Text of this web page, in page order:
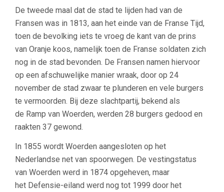
De tweede maal dat de stad te lijden had van de
Fransen was in 1813, aan het einde van de Franse Tijd,
toen de bevolking iets te vroeg de kant van de prins
van Oranje koos, namelijk toen de Franse soldaten zich
nog in de stad bevonden. De Fransen namen hiervoor
op een afschuwelijke manier wraak, door op 24
november de stad zwaar te plunderen en vele burgers
te vermoorden. Bij deze slachtpartij, bekend als
de Ramp van Woerden, werden 28 burgers gedood en
raakten 37 gewond.
In 1855 wordt Woerden aangesloten op het
Nederlandse net van spoorwegen. De vestingstatus
van Woerden werd in 1874 opgeheven, maar
het Defensie-eiland werd nog tot 1999 door het